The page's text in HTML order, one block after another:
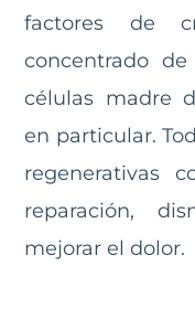
factores de
concentrado
células madre
en particular.
regenerativas
reparación,
mejorar el dolor.